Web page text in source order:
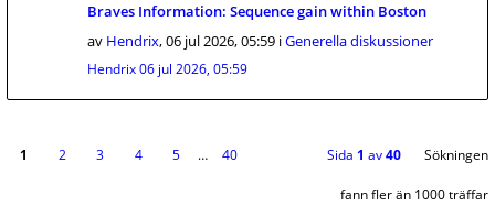
Braves Information: Sequence gain within Boston
av Hendrix,06 jul 2026, 05:59 iGenerella diskussioner
Hendrix06 jul 2026, 05:59
1 2 3 4 5 … 40 Sida 1 av40 Sökningen
fann fler än 1000 träffar